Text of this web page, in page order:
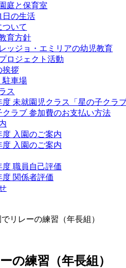
園庭と保育室
日の生活
ついて
育方針
レッジョ・エミリアの幼児教育
ロジェクト活動
挨拶
駐車場
ス
度 未就園児クラス「星の子クラブ
クラブ 参加費のお支払い方法
度 入園のご案内
度 入園のご案内
度 職員自己評価
度 関係者評価
リレーの練習（年長組）
の練習（年長組）